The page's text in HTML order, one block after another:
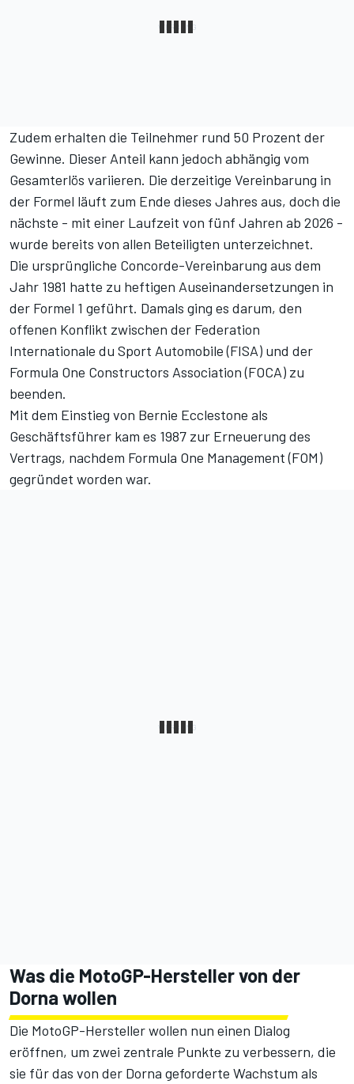
Zudem erhalten die Teilnehmer rund 50 Prozent der
Gewinne. Dieser Anteil kann jedoch abhängig vom
Gesamterlös variieren. Die derzeitige Vereinbarung in
der Formel läuft zum Ende dieses Jahres aus, doch die
nächste - mit einer Laufzeit von fünf Jahren ab 2026 -
wurde bereits von allen Beteiligten unterzeichnet.
Die ursprüngliche Concorde-Vereinbarung aus dem
Jahr 1981 hatte zu heftigen Auseinandersetzungen in
der Formel 1 geführt. Damals ging es darum, den
offenen Konflikt zwischen der Federation
Internationale du Sport Automobile (FISA) und der
Formula One Constructors Association (FOCA) zu
beenden.
Mit dem Einstieg von Bernie Ecclestone als
Geschäftsführer kam es 1987 zur Erneuerung des
Vertrags, nachdem Formula One Management (FOM)
gegründet worden war.
Was die MotoGP-Hersteller von der
Dorna wollen
Die MotoGP-Hersteller wollen nun einen Dialog
eröffnen, um zwei zentrale Punkte zu verbessern, die
sie für das von der Dorna geforderte Wachstum als